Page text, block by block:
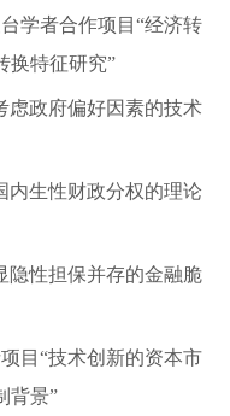
学者合作项目“经济转
换特征研究”
虑政府偏好因素的技术
内生性财政分权的理论
隐性担保并存的金融脆
目“技术创新的资本市
背景”